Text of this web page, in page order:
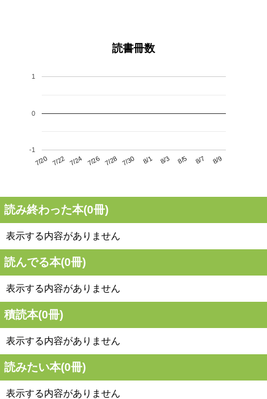
読書冊数
7/20 7/22 7/24 7/26 7/28 7/30 8/1 8/3 8/5 8/7 8/9
-1
0
1
読み終わった本(0冊)
表示する内容がありません
読んでる本(0冊)
表示する内容がありません
積読本(0冊)
表示する内容がありません
読みたい本(0冊)
表示する内容がありません